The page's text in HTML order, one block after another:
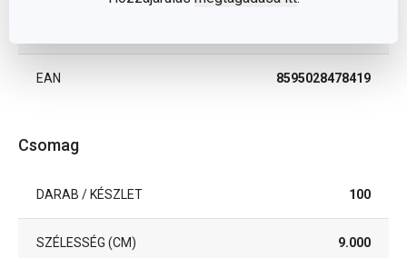
EAN 8595028478419
Csomag
DARAB / KÉSZLET 100
SZÉLESSÉG (CM) 9.000